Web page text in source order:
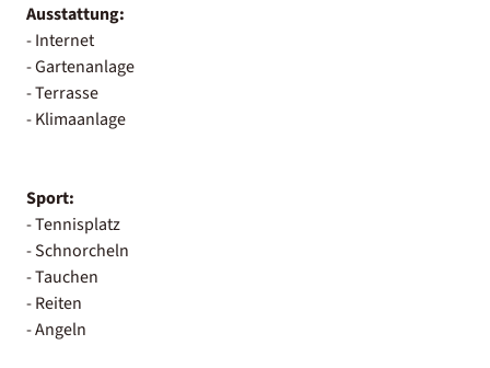
Ausstattung:
- Internet
- Gartenanlage
- Terrasse
- Klimaanlage
Sport:
- Tennisplatz
- Schnorcheln
- Tauchen
- Reiten
- Angeln